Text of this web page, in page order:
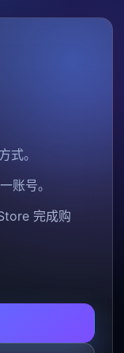
式。
账号。
完成购